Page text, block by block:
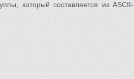
который составляется из ASCII-